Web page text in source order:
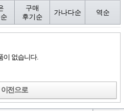
구매
후기순
가나다순 역순
이 없습니다.
이전으로